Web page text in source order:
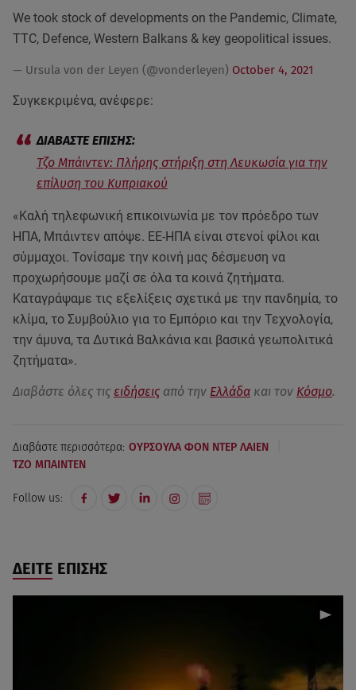
We took stock of developments on the Pandemic, Climate,
TTC, Defence, Western Balkans & key geopolitical issues.
— Ursula von der Leyen (@vonderleyen) October 4, 2021
Συγκεκριμένα, ανέφερε:
Τζο Μπάιντεν: Πλήρης στήριξη στη Λευκωσία για την
επίλυση του Κυπριακού
«Καλή τηλεφωνική επικοινωνία με τον πρόεδρο των
ΗΠΑ, Μπάιντεν απόψε. ΕΕ-ΗΠΑ είναι στενοί φίλοι και
σύμμαχοι. Τονίσαμε την κοινή μας δέσμευση να
προχωρήσουμε μαζί σε όλα τα κοινά ζητήματα.
Καταγράψαμε τις εξελίξεις σχετικά με την πανδημία, το
κλίμα, το Συμβούλιο για το Εμπόριο και την Τεχνολογία,
την άμυνα, τα Δυτικά Βαλκάνια και βασικά γεωπολιτικά
ζητήματα».
Διαβάστε όλες τις ειδήσεις από την Ελλάδα και τον Κόσμο.
Διαβάστε περισσότερα: ΟΥΡΣΟΥΛΑ ΦΟΝ ΝΤΕΡ ΛΑΙΕΝ
ΤΖΟ ΜΠΑΙΝΤΕΝ
Follow us:
ΔΕΙΤΕ ΕΠΙΣΗΣ